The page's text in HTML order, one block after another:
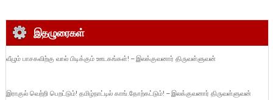
இதழுரைகள்
வீழும் பாசகவிற்கு வால் பிடிக்கும் ஊடகங்கள்! – இலக்குவனார் திருவள்ளுவன்
இராகுல் வெற்றி பெறட்டும்! தமிழ்நாட்டில் காங்.தோற்கட்டும்! – இலக்குவனார் திருவள்ளுவன்